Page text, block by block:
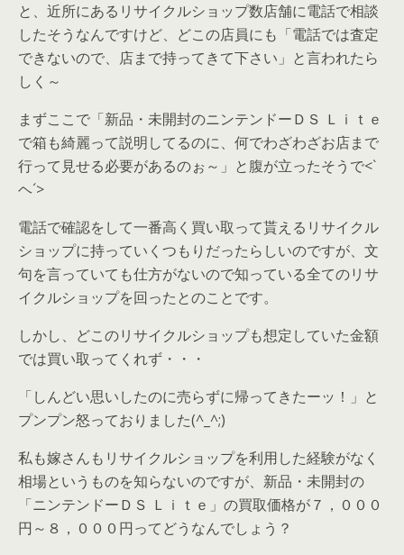
と、近所にあるリサイクルショップ数店舗に電話で相談
したそうなんですけど、どこの店員にも「電話では査定
できないので、店まで持ってきて下さい」と言われたら
しく～
まずここで「新品・未開封のニンテンドーＤＳ Ｌｉｔｅ
で箱も綺麗って説明してるのに、何でわざわざお店まで
行って見せる必要があるのぉ～」と腹が立ったそうで<`
ヘ´>
電話で確認をして一番高く買い取って貰えるリサイクル
ショップに持っていくつもりだったらしいのですが、文
句を言っていても仕方がないので知っている全てのリサ
イクルショップを回ったとのことです。
しかし、どこのリサイクルショップも想定していた金額
では買い取ってくれず・・・
「しんどい思いしたのに売らずに帰ってきたーッ！」と
プンプン怒っておりました(^_^;)
私も嫁さんもリサイクルショップを利用した経験がなく
相場というものを知らないのですが、新品・未開封の
「ニンテンドーＤＳ Ｌｉｔｅ」の買取価格が７，０００
円～８，０００円ってどうなんでしょう？